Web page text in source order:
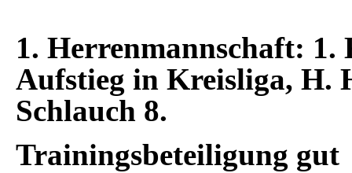
1. Herrenmannschaft: 1.
Aufstieg in Kreisliga, H.
Schlauch 8.
Trainingsbeteiligung gut